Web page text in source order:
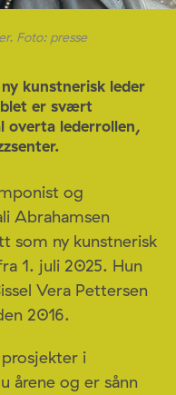
Foto: presse
kunstnerisk leder
er svært
overta lederrollen,
og
Abrahamsen
som ny kunstnerisk
1. juli 2025. Hun
Vera Pettersen
2016.
i
årene og er sånn